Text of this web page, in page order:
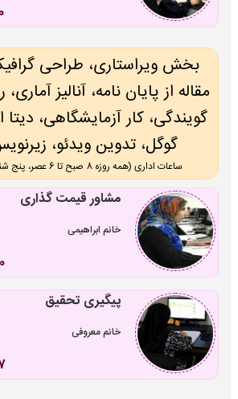
بخش ویراستاری، طراحی
مقاله از پایان نامه، آنالیز
گویندگی، کار آزمایشگاهی،
گوگل، تدوین ویدئو،
ساعات اداری (همه روزه 8 صبح تا 6 عصر، پنج شنبه ها تا 3 عصر )
مشاور قیمت گذاری
خانم ابراهیمی
پیگیری تحقیق
خانم معروفی